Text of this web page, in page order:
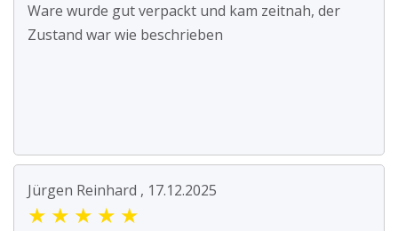
Ware wurde gut verpackt und kam zeitnah, der
Zustand war wie beschrieben
Jürgen Reinhard , 17.12.2025
★ ★ ★ ★ ★